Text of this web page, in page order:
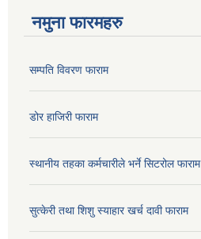
नमुना फारमहरु
सम्पति विवरण फाराम
डोर हाजिरी फाराम
स्थानीय तहका कर्मचारीले भर्ने सिटरोल फाराम
सुत्केरी तथा शिशु स्याहार खर्च दावी फाराम